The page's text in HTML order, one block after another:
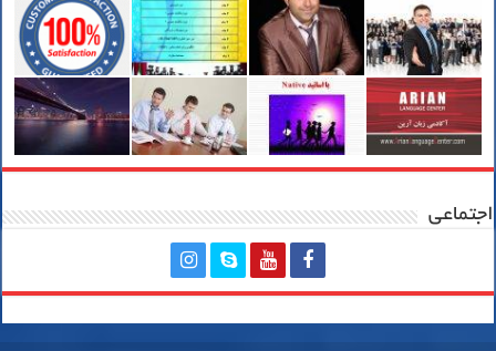
اجتماعی